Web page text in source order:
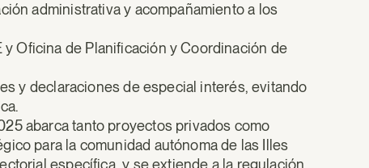
administrativa y acompañamiento a los
Oficina de Planificación y Coordinación de
y declaraciones de especial interés, evitando
abarca tanto proyectos privados como
para la comunidad autónoma de las Illes
específica, y se extiende a la regulación